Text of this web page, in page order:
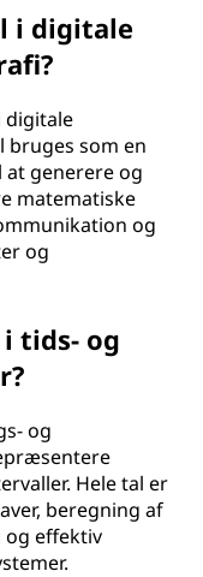
i digitale
digitale
som en
generere og
matematiske
og
og
tids- og
og
Hele tal er
beregning af
effektiv